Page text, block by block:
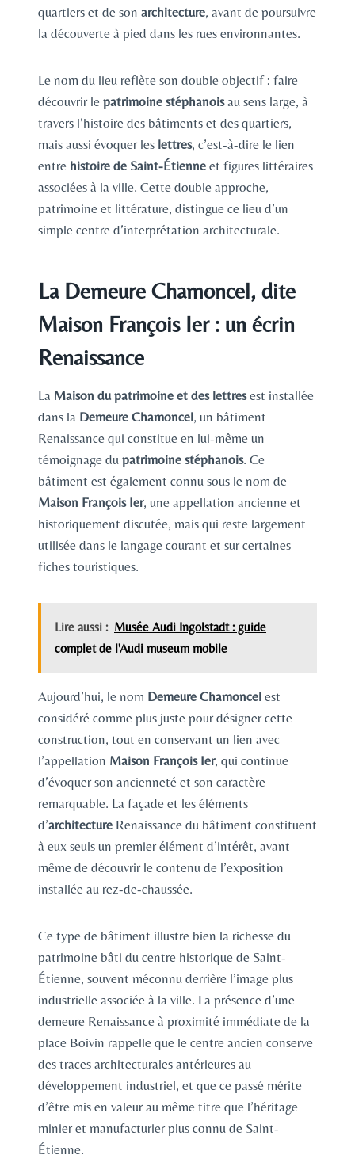
quartiers et de son architecture, avant de poursuivre
la découverte à pied dans les rues environnantes.
Le nom du lieu reflète son double objectif : faire
découvrir le patrimoine stéphanoisau sens large, à
travers l’histoire des bâtiments et des quartiers,
mais aussi évoquer les lettres, c’est-à-dire le lien
entre histoire de Saint-Étienne et figures littéraires
associées à la ville. Cette double approche,
patrimoine et littérature, distingue ce lieu d’un
simple centre d’interprétation architecturale.
La Demeure Chamoncel, dite
Maison François Ier : un écrin
Renaissance
La Maison du patrimoine et des lettresest installée
dans la Demeure Chamoncel, un bâtiment
Renaissance qui constitue en lui-même un
témoignage du patrimoine stéphanois. Ce
bâtiment est également connu sous le nom de
Maison François Ier, une appellation ancienne et
historiquement discutée, mais qui reste largement
utilisée dans le langage courant et sur certaines
fiches touristiques.
Lire aussi : Musée Audi Ingolstadt : guide
complet de l'Audi museum mobile
Aujourd’hui, le nom Demeure Chamoncel est
considéré comme plus juste pour désigner cette
construction, tout en conservant un lien avec
l’appellation Maison François Ier, qui continue
d’évoquer son ancienneté et son caractère
remarquable. La façade et les éléments
d’architecture Renaissance du bâtiment constituent
à eux seuls un premier élément d’intérêt, avant
même de découvrir le contenu de l’exposition
installée au rez-de-chaussée.
Ce type de bâtiment illustre bien la richesse du
patrimoine bâti du centre historique de Saint-
Étienne, souvent méconnu derrière l’image plus
industrielle associée à la ville. La présence d’une
demeure Renaissance à proximité immédiate de la
place Boivin rappelle que le centre ancien conserve
des traces architecturales antérieures au
développement industriel, et que ce passé mérite
d’être mis en valeur au même titre que l’héritage
minier et manufacturier plus connu de Saint-
Étienne.